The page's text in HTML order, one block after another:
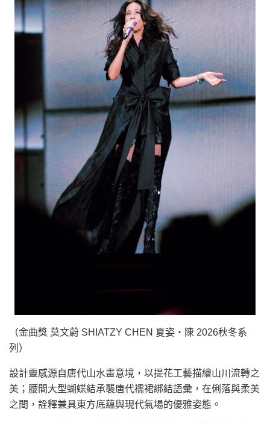
（金曲獎 莫文蔚 SHIATZY CHEN 夏姿・陳 2026秋冬系
列）
設計靈感源自唐代山水畫意境，以提花工藝描繪山川流轉之
美；腰間大型蝴蝶結承襲唐代襦裙綁結語彙，在俐落與柔美
之間，詮釋兼具東方底蘊與現代氣場的優雅姿態。